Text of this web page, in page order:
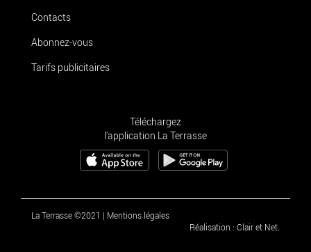
Contacts
Abonnez-vous
Tarifs publicitaires
Téléchargez
l'application La Terrasse
La Terrasse ©2021 | Mentions légales
Réalisation : Clair et Net.